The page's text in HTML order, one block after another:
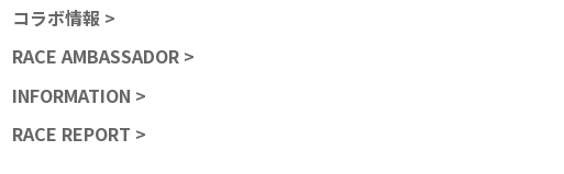
コラボ情報 >
RACE AMBASSADOR >
INFORMATION >
RACE REPORT >